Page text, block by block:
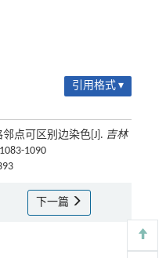
引用格式 ▾
点可区别边染色[J]. 吉林
1090
下一篇